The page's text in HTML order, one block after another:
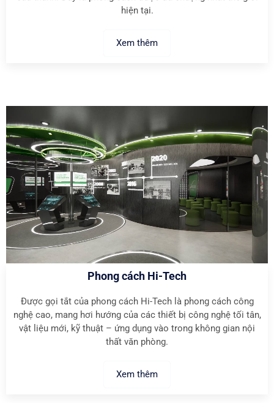
hiện tại.
Xem thêm
Phong cách Hi-Tech
Được gọi tắt của phong cách Hi-Tech là phong cách công
nghệ cao, mang hơi hướng của các thiết bị công nghệ tối tân,
vật liệu mới, kỹ thuật – ứng dụng vào trong không gian nội
thất văn phòng.
Xem thêm